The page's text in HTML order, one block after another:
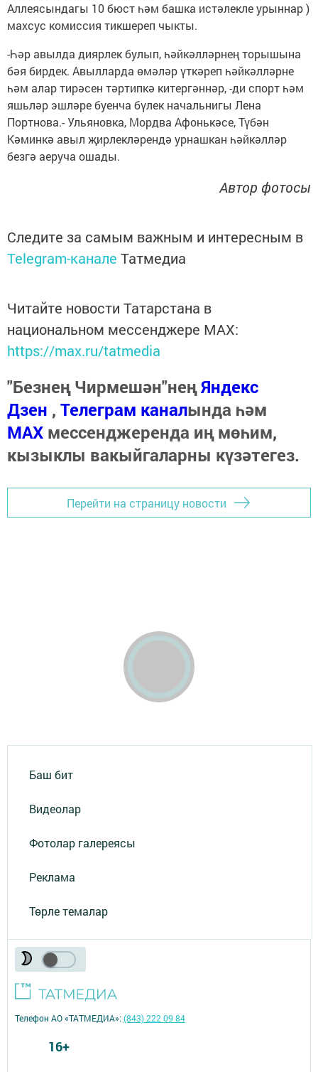
Аллеясындагы 10 бюст һәм башка истәлекле урыннар )
махсус комиссия тикшереп чыкты.
-Һәр авылда диярлек булып, һәйкәлләрнең торышына
бәя бирдек. Авылларда өмәләр үткәреп һәйкәлләрне
һәм алар тирәсен тәртипкә китергәннәр, -ди спорт һәм
яшьләр эшләре буенча бүлек начальнигы Лена
Портнова.- Ульяновка, Мордва Афонькәсе, Түбән
Кәминкә авыл җирлекләрендә урнашкан һәйкәлләр
безгә аеруча ошады.
Автор фотосы
Следите за самым важным и интересным в
Telegram-канале Татмедиа
Читайте новости Татарстана в
национальном мессенджере MАХ:
https://max.ru/tatmedia
"Безнең Чирмешән"неңЯндекс
Дзен , Телеграм каналында һәм
МАХ мессенджеренда иң мөһим,
кызыклы вакыйгаларны күзәтегез.
Перейти на страницу новости
Баш бит
Видеолар
Фотолар галереясы
Реклама
Төрле темалар
Телефон АО «ТАТМЕДИА»:(843) 222 09 84
16+